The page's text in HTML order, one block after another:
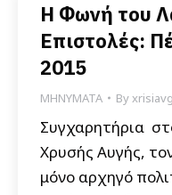
Η Φωνή του
Επιστολές:
2015
ΜΗΝΥΜΑΤΑ By
Συγχαρητήρια
Χρυσής Αυγής,
μόνο αρχηγό